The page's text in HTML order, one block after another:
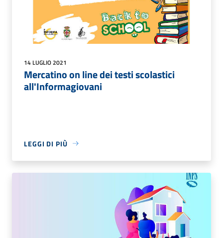
14 LUGLIO 2021
Mercatino on line dei testi scolastici
all'Informagiovani
LEGGI DI PIÙ